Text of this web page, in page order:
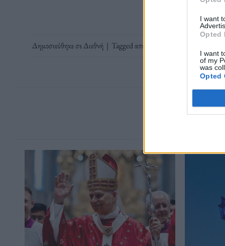
I want
Opted
I want
of my
was
Opted
Δημοσιεύθηκε σεΔιεθνή | Taggedαποποινικοποίηση